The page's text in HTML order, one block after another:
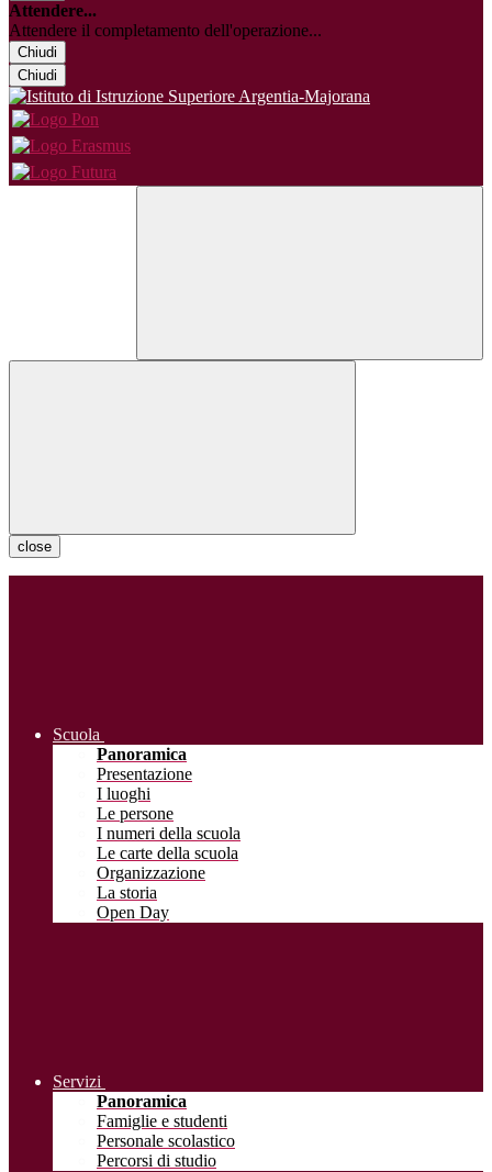
Attendere...
Attendere il completamento dell'operazione...
Chiudi
Chiudi
close
Scuola
Panoramica
Presentazione
I luoghi
Le persone
I numeri della scuola
Le carte della scuola
Organizzazione
La storia
Open Day
Servizi
Panoramica
Famiglie e studenti
Personale scolastico
Percorsi di studio